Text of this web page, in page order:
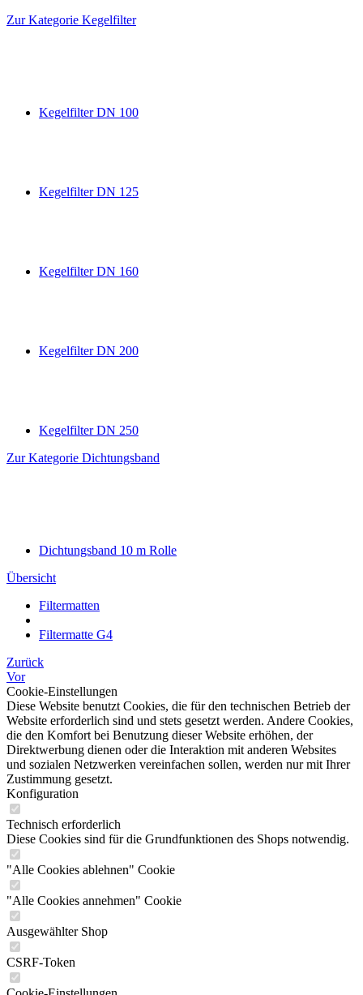
Zur Kategorie Kegelfilter
Kegelfilter DN 100
Kegelfilter DN 125
Kegelfilter DN 160
Kegelfilter DN 200
Kegelfilter DN 250
Zur Kategorie Dichtungsband
Dichtungsband 10 m Rolle
Übersicht
Filtermatten
Filtermatte G4
Zurück
Vor
Cookie-Einstellungen
Diese Website benutzt Cookies, die für den technischen Betrieb der
Website erforderlich sind und stets gesetzt werden. Andere Cookies,
die den Komfort bei Benutzung dieser Website erhöhen, der
Direktwerbung dienen oder die Interaktion mit anderen Websites
und sozialen Netzwerken vereinfachen sollen, werden nur mit Ihrer
Zustimmung gesetzt.
Konfiguration
Technisch erforderlich
Diese Cookies sind für die Grundfunktionen des Shops notwendig.
"Alle Cookies ablehnen" Cookie
"Alle Cookies annehmen" Cookie
Ausgewählter Shop
CSRF-Token